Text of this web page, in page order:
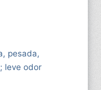
pesada,
leve odor